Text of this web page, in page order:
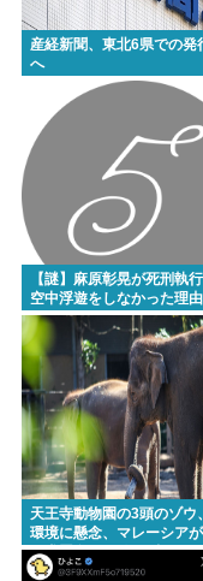
【朗報】新NISA
【画像】大阪の
ADHD/ASDの
ン」出してる？
お前らが大排気
みいちゃんと山
の？
Powered by livedoor
産経新聞、東北6県での発
へ
【謎】麻原彰晃が死刑執
空中浮遊をしなかった理由
天王寺動物園の3頭のゾウ
環境に懸念、マレーシア
要求署名17万人。酷すぎ
の動物園